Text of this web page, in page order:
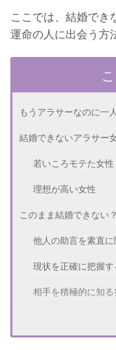
ここでは、結婚でき
運命の人に出会う方
もうアラサーなのに一
結婚できないアラサー
若いころモテた女性
理想が高い女性
このまま結婚できない
他人の助言を素直に
現状を正確に把握す
相手を積極的に知